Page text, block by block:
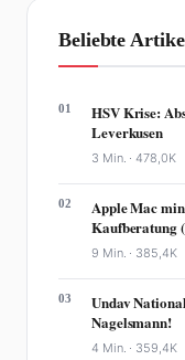
Beliebte
01
HSV Krise:
Leverkusen
3 Min. ·478,0K
02
Apple Mac
Kaufberatung
9 Min. · 385,4K
03
Undav
Nagelsmann!
4 Min. · 359,4K